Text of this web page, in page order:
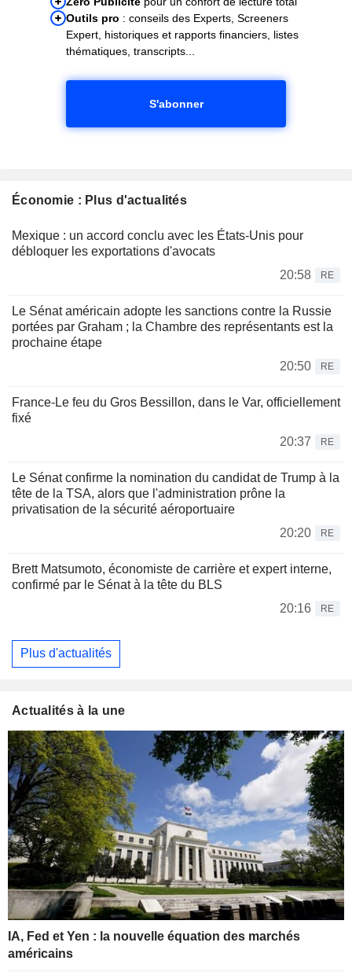
Outils pro : conseils des Experts, Screeners
Expert, historiques et rapports financiers, listes
thématiques, transcripts...
S'abonner
Économie : Plus d'actualités
Mexique : un accord conclu avec les États-Unis pour
débloquer les exportations d'avocats
20:58
RE
Le Sénat américain adopte les sanctions contre la Russie
portées par Graham ; la Chambre des représentants est la
prochaine étape
20:50
RE
France-Le feu du Gros Bessillon, dans le Var, officiellement
fixé
20:37
RE
Le Sénat confirme la nomination du candidat de Trump à la
tête de la TSA, alors que l'administration prône la
privatisation de la sécurité aéroportuaire
20:20
RE
Brett Matsumoto, économiste de carrière et expert interne,
confirmé par le Sénat à la tête du BLS
20:16
RE
Plus d'actualités
Actualités à la une
IA, Fed et Yen : la nouvelle équation des marchés
américains